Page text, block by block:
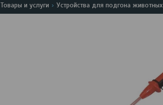
Товары и услуги Устройства для подгона животных